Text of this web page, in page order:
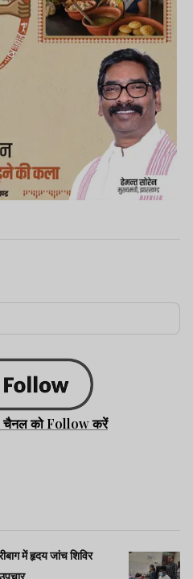
चैनल को Follow करें
में हृदय जांच शिविर